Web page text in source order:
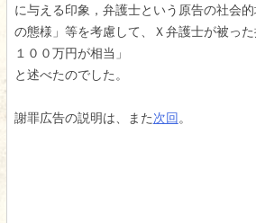
に与える印象，弁護士という原告の社会
の態様」等を考慮して、Ｘ弁護士が被った
１００万円が相当」
と述べたのでした。
謝罪広告の説明は、また次回。